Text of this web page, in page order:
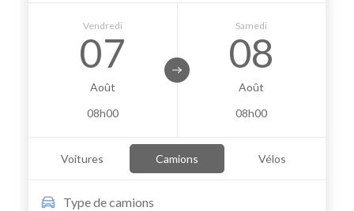
Vendredi
07
Août
08h00
Samedi
08
Août
08h00
Voitures Camions Vélos
Type decamions